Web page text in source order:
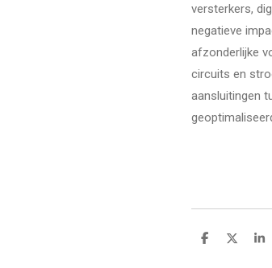
versterkers,
negatieve
afzonderlijke
circuits en
aansluitingen
D
D
S